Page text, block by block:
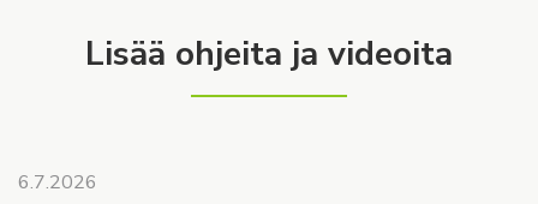
Lisää ohjeita ja videoita
6.7.2026